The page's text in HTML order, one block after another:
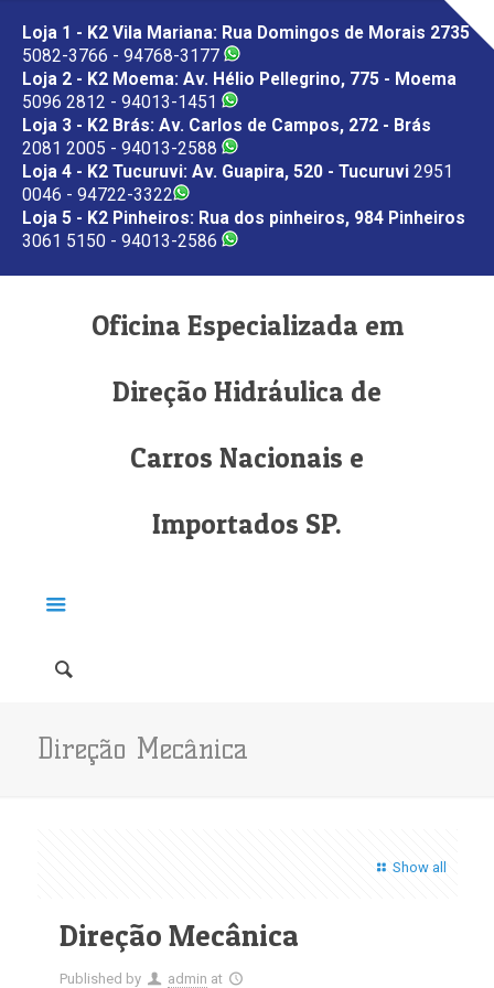
Loja 1 - K2 Vila Mariana: Rua Domingos de Morais 2735
5082-3766 - 94768-3177
Loja 2 - K2 Moema: Av. Hélio Pellegrino, 775 - Moema
5096 2812 - 94013-1451
Loja 3 - K2 Brás: Av. Carlos de Campos, 272 - Brás
2081 2005 - 94013-2588
Loja 4 - K2 Tucuruvi: Av. Guapira, 520 - Tucuruvi 2951
0046 - 94722-3322
Loja 5 - K2 Pinheiros: Rua dos pinheiros, 984 Pinheiros
3061 5150 - 94013-2586
Oficina Especializada em
Direção Hidráulica de
Carros Nacionais e
Importados SP.
Direção Mecânica
Show all
Direção Mecânica
Published by admin at